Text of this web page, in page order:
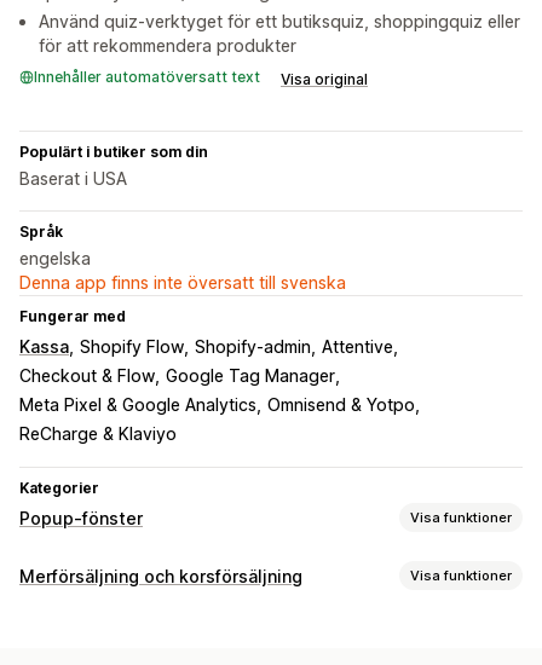
Använd quiz-verktyget för ett butiksquiz, shoppingquiz eller
för att rekommendera produkter
Innehåller automatöversatt text Visa original
Populärt i butiker som din
Baserat i USA
Språk
engelska
Denna app finns inte översatt till svenska
Fungerar med
Kassa Shopify Flow Shopify-admin Attentive
Checkout & Flow Google Tag Manager
Meta Pixel & Google Analytics Omnisend & Yotpo
ReCharge & Klaviyo
Kategorier
Popup-fönster Visa funktioner
Popup-typer
Merförsäljning och korsförsäljning Visa funktioner